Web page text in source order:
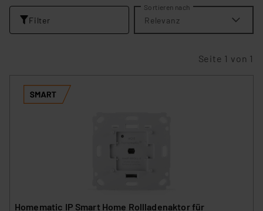
Filter
Sortieren nach
Relevanz
Seite 1 von 1
Homematic IP Smart Home Rollladenaktor für